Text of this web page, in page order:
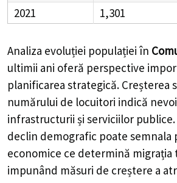
2021
1,301
Analiza evoluției populației în
ultimii ani oferă perspective
planificarea strategică. Creșterea
numărului de locuitori indică
infrastructurii și serviciilor
declin demografic poate semnala
economice ce determină migrația
impunând măsuri de creștere a